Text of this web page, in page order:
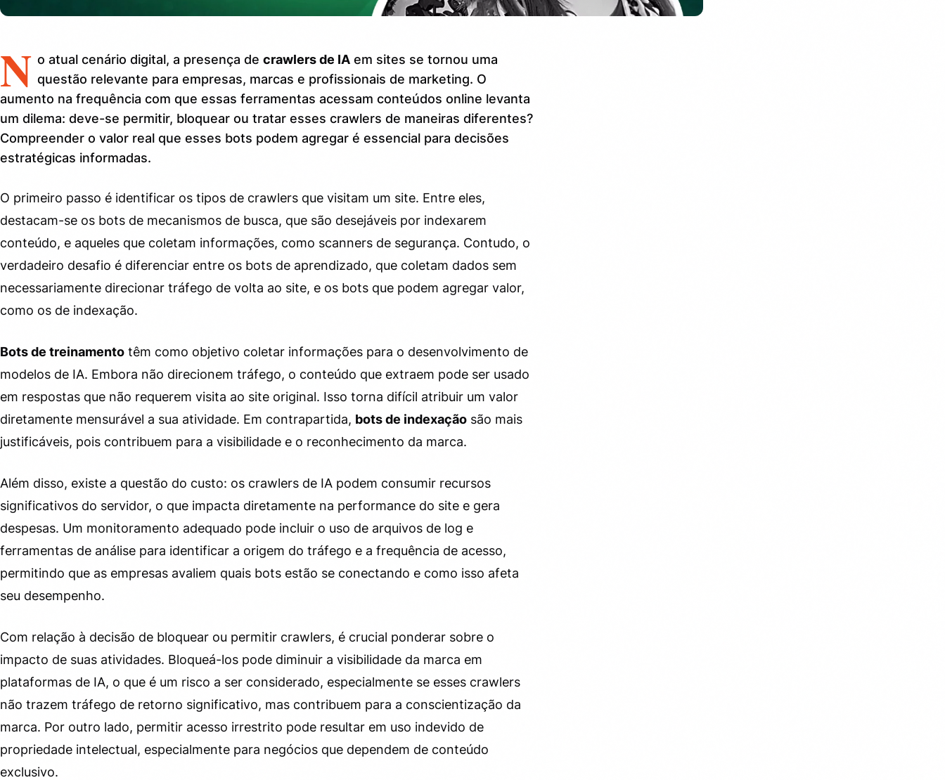
N o atual cenário digital, a presença de crawlers de IAem sites se tornou uma
questão relevante para empresas, marcas e profissionais de marketing. O
aumento na frequência com que essas ferramentas acessam conteúdos online levanta
um dilema: deve-se permitir, bloquear ou tratar esses crawlers de maneiras diferentes?
Compreender o valor real que esses bots podem agregar é essencial para decisões
estratégicas informadas.
O primeiro passo é identificar os tipos de crawlers que visitam um site. Entre eles,
destacam-se os bots de mecanismos de busca, que são desejáveis por indexarem
conteúdo, e aqueles que coletam informações, como scanners de segurança. Contudo, o
verdadeiro desafio é diferenciar entre os bots de aprendizado, que coletam dados sem
necessariamente direcionar tráfego de volta ao site, e os bots que podem agregar valor,
como os de indexação.
Bots de treinamento têm como objetivo coletar informações para o desenvolvimento de
modelos de IA. Embora não direcionem tráfego, o conteúdo que extraem pode ser usado
em respostas que não requerem visita ao site original. Isso torna difícil atribuir um valor
diretamente mensurável a sua atividade. Em contrapartida, bots de indexação são mais
justificáveis, pois contribuem para a visibilidade e o reconhecimento da marca.
Além disso, existe a questão do custo: os crawlers de IA podem consumir recursos
significativos do servidor, o que impacta diretamente na performance do site e gera
despesas. Um monitoramento adequado pode incluir o uso de arquivos de log e
ferramentas de análise para identificar a origem do tráfego e a frequência de acesso,
permitindo que as empresas avaliem quais bots estão se conectando e como isso afeta
seu desempenho.
Com relação à decisão de bloquear ou permitir crawlers, é crucial ponderar sobre o
impacto de suas atividades. Bloqueá-los pode diminuir a visibilidade da marca em
plataformas de IA, o que é um risco a ser considerado, especialmente se esses crawlers
não trazem tráfego de retorno significativo, mas contribuem para a conscientização da
marca. Por outro lado, permitir acesso irrestrito pode resultar em uso indevido de
propriedade intelectual, especialmente para negócios que dependem de conteúdo
exclusivo.